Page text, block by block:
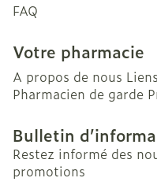
FAQ
Votre pharmacie
A propos de nous
Pharmacien de garde
Bulletin
Restez informé des
promotions